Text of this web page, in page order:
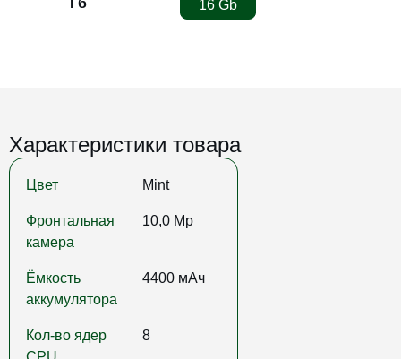
Гб
16 Gb
Характеристики товара
Цвет Mint
Фронтальная
камера
10,0 Mp
Ёмкость
аккумулятора
4400 мАч
Кол-во ядер
8